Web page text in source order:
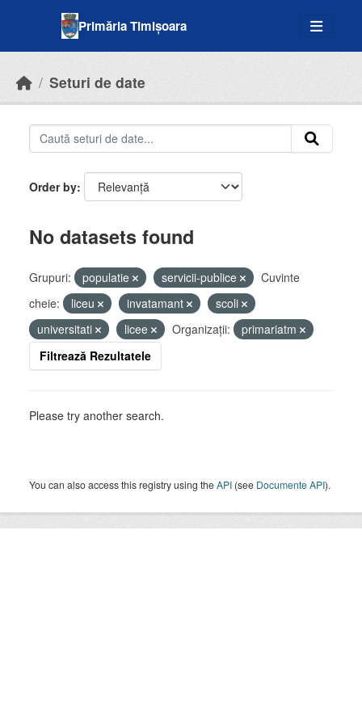
Primăria Timișoara
Seturi de date
Order by
No datasets found
Grupuri: populatie servicii-publice
Cuvinte
cheie:
liceu invatamant
scoli
universitati
licee Organizații:
primariatm
Filtrează Rezultatele
Please try another search.
You can also access this registry using theAPI (see Documente API).